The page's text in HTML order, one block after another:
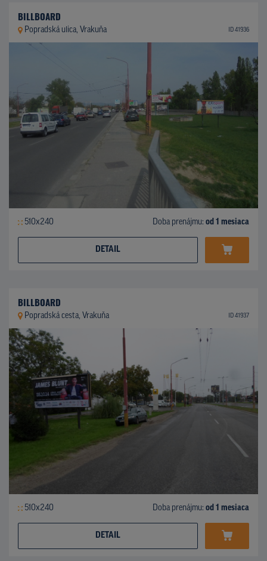
BILLBOARD
Popradská ulica, Vrakuňa ID 41936
510x240 Doba prenájmu: od 1 mesiaca
DETAIL
BILLBOARD
Popradská cesta, Vrakuňa ID 41937
510x240 Doba prenájmu: od 1 mesiaca
DETAIL